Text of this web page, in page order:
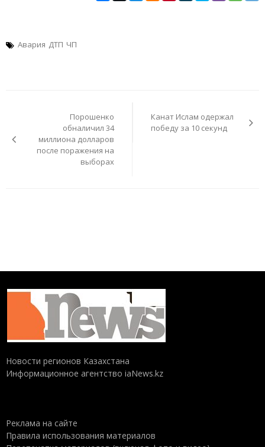
Авария ДТП ЧП
Порошенко
обналичил 34
миллиона долларов
после поражения на
выборах
Канат Ислам одержал
победу за 10 секунд
Новости регионов Казахстана
Информационное агентство iaNews.kz
Реклама на сайте
Правила использования материалов